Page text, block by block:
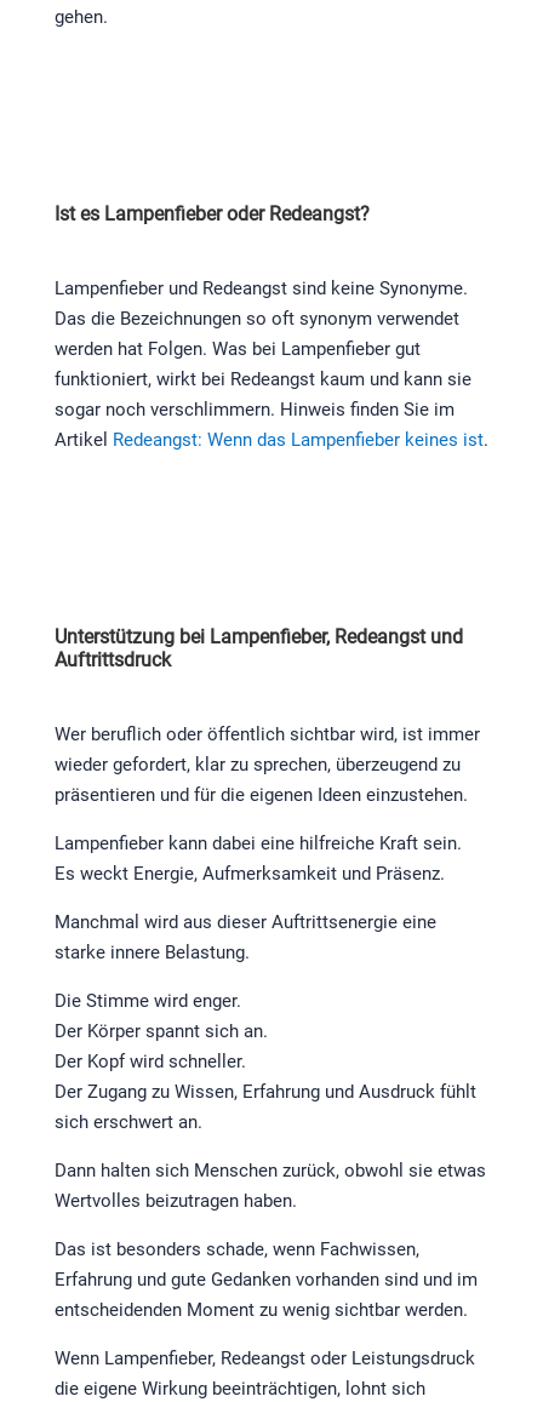
gehen.
Ist es Lampenfieber oder Redeangst?
Lampenfieber und Redeangst sind keine Synonyme.
Das die Bezeichnungen so oft synonym verwendet
werden hat Folgen. Was bei Lampenfieber gut
funktioniert, wirkt bei Redeangst kaum und kann sie
sogar noch verschlimmern. Hinweis finden Sie im
Artikel Redeangst: Wenn das Lampenfieber keines ist.
Unterstützung bei Lampenfieber, Redeangst und
Auftrittsdruck
Wer beruflich oder öffentlich sichtbar wird, ist immer
wieder gefordert, klar zu sprechen, überzeugend zu
präsentieren und für die eigenen Ideen einzustehen.
Lampenfieber kann dabei eine hilfreiche Kraft sein.
Es weckt Energie, Aufmerksamkeit und Präsenz.
Manchmal wird aus dieser Auftrittsenergie eine
starke innere Belastung.
Die Stimme wird enger.
Der Körper spannt sich an.
Der Kopf wird schneller.
Der Zugang zu Wissen, Erfahrung und Ausdruck fühlt
sich erschwert an.
Dann halten sich Menschen zurück, obwohl sie etwas
Wertvolles beizutragen haben.
Das ist besonders schade, wenn Fachwissen,
Erfahrung und gute Gedanken vorhanden sind und im
entscheidenden Moment zu wenig sichtbar werden.
Wenn Lampenfieber, Redeangst oder Leistungsdruck
die eigene Wirkung beeinträchtigen, lohnt sich